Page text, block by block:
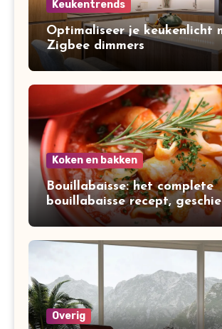
Keukentrends
Optimaliseer je keukenlicht
Zigbee dimmers
Koken en bakken
Bouillabaisse: het complete
bouillabaisse recept,
variaties en bereiding
Overig